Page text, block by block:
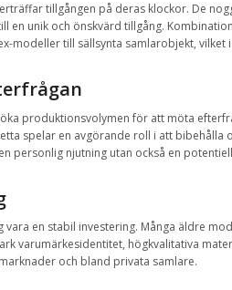
tillgången på deras klockor. De
en unik och önskvärd tillgång.
modeller till sällsynta samlarobjekt,
produktionsvolymen för att möta
spelar en avgörande roll i att bibehålla
personlig njutning utan också en
vara en stabil investering. Många äldre
varumärkesidentitet, högkvalitativa
och bland privata samlare.